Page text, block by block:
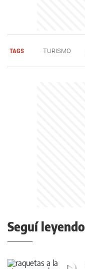
TAGS TURISMO
Seguí leyendo